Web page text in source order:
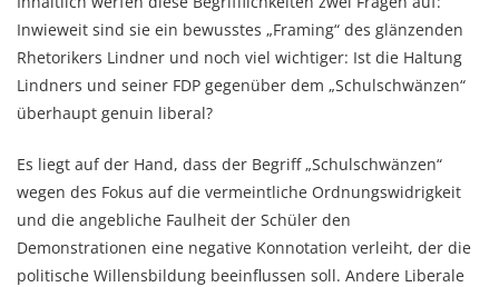
Inwieweit sind sie ein bewusstes „Framing“ des glänzenden
Rhetorikers Lindner und noch viel wichtiger: Ist die Haltung
Lindners und seiner FDP gegenüber dem „Schulschwänzen“
überhaupt genuin liberal?
Es liegt auf der Hand, dass der Begriff „Schulschwänzen“
wegen des Fokus auf die vermeintliche Ordnungswidrigkeit
und die angebliche Faulheit der Schüler den
Demonstrationen eine negative Konnotation verleiht, der die
politische Willensbildung beeinflussen soll. Andere Liberale